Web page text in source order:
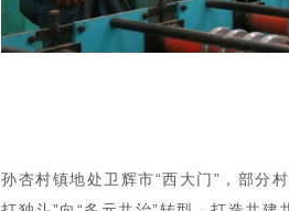
孙杏村镇地处卫辉市“西大门”，部分